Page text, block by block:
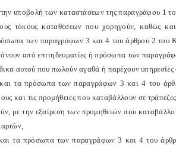
υποβολή των καταστάσεων της παραγράφου 1
τόκους καταθέσεων που χορηγούν, καθώς
των παραγράφων 3 και 4 του άρθρου 2
από επιτηδευματίες ή πρόσωπα των
αυτού που πωλούν αγαθά ή παρέχουν
και τα πρόσωπα των παραγράφων 3 και 4 του
και τις προμήθειες που καταβάλλουν σε
με την εξαίρεση των προμηθειών που
και τα πρόσωπα των παραγράφων 3 και 4 του